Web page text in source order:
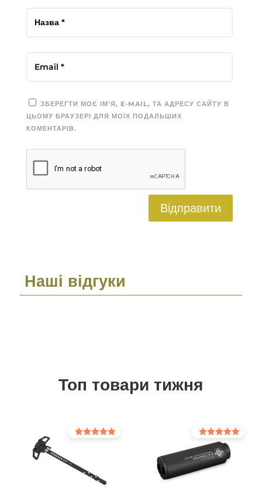
ЗБЕРЕГТИ МОЄ ІМ'Я, E-MAIL, ТА АДРЕСУ САЙТУ В
ЦЬОМУ БРАУЗЕРІ ДЛЯ МОЇХ ПОДАЛЬШИХ
КОМЕНТАРІВ.
Відправити
Наші відгуки
Топ товари тижня
Оцінено в
5.00
з 5